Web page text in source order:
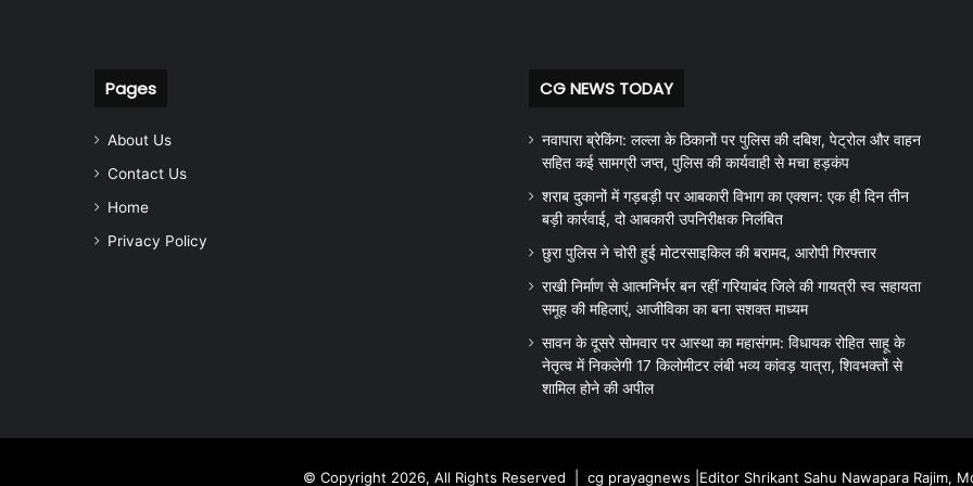
Pages
About Us
Contact Us
Home
Privacy Policy
CG NEWS TODAY
नवापारा ब्रेकिंग: लल्ला के ठिकानों पर पुलिस की दबिश, पेट्रोल और वाहन
सहित कई सामग्री जप्त, पुलिस की कार्यवाही से मचा हड़कंप
शराब दुकानों में गड़बड़ी पर आबकारी विभाग का एक्शन: एक ही दिन तीन
बड़ी कार्रवाई, दो आबकारी उपनिरीक्षक निलंबित
छुरा पुलिस ने चोरी हुई मोटरसाइकिल की बरामद, आरोपी गिरफ्तार
राखी निर्माण से आत्मनिर्भर बन रहीं गरियाबंद जिले की गायत्री स्व सहायता
समूह की महिलाएं, आजीविका का बना सशक्त माध्यम
सावन के दूसरे सोमवार पर आस्था का महासंगम: विधायक रोहित साहू के
नेतृत्व में निकलेगी 17 किलोमीटर लंबी भव्य कांवड़ यात्रा, शिवभक्तों से
शामिल होने की अपील
© Copyright 2026, All Rights Reserved | cg prayagnews |Editor Shrikant Sahu Nawapara Rajim,